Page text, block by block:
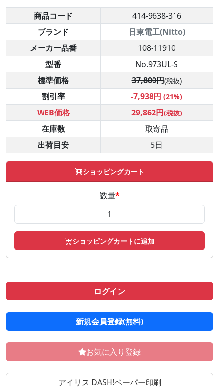
商品コード
414-9638-316
ブランド
日東電工(Nitto)
メーカー品番
108-11910
型番
No.973UL-S
標準価格
37,800円(税抜)
割引率 -7,938円 (21%)
WEB価格 29,862円(税抜)
在庫数
取寄品
出荷目安
5日
ショッピングカート
数量*
ショッピングカートに追加
ログイン
新規会員登録(無料)
お気に入り登録
アイリス DASH!ペーパー印刷